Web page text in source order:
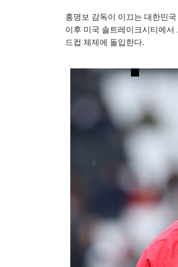
홍명보 감독이 이끄는 대한민
이후 미국 솔트레이크시티에
드컵 체제에 돌입한다.